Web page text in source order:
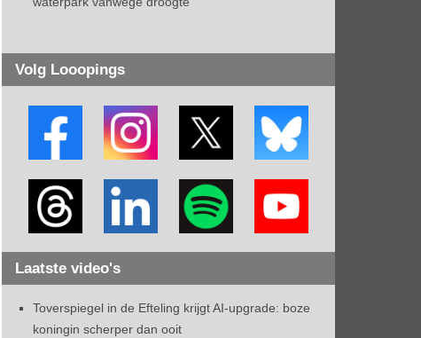
Volg Looopings
Laatste video's
Toverspiegel in de Efteling krijgt AI-upgrade: boze
koningin scherper dan ooit